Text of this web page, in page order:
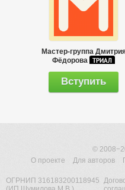
Мастер-группа
Фёдорова
ТРИАЛ
Вступить
©
О проекте
Для авторов
ОГРНИП 316183200118945